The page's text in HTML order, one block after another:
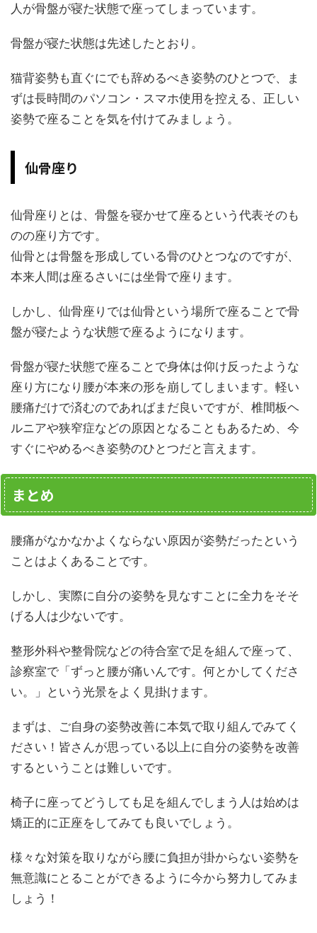
人が骨盤が寝た状態で座ってしまっています。
骨盤が寝た状態は先述したとおり。
猫背姿勢も直ぐにでも辞めるべき姿勢のひとつで、ま
ずは長時間のパソコン・スマホ使用を控える、正しい
姿勢で座ることを気を付けてみましょう。
仙骨座り
仙骨座りとは、骨盤を寝かせて座るという代表そのも
のの座り方です。
仙骨とは骨盤を形成している骨のひとつなのですが、
本来人間は座るさいには坐骨で座ります。
しかし、仙骨座りでは仙骨という場所で座ることで骨
盤が寝たような状態で座るようになります。
骨盤が寝た状態で座ることで身体は仰け反ったような
座り方になり腰が本来の形を崩してしまいます。軽い
腰痛だけで済むのであればまだ良いですが、椎間板ヘ
ルニアや狭窄症などの原因となることもあるため、今
すぐにやめるべき姿勢のひとつだと言えます。
まとめ
腰痛がなかなかよくならない原因が姿勢だったという
ことはよくあることです。
しかし、実際に自分の姿勢を見なすことに全力をそそ
げる人は少ないです。
整形外科や整骨院などの待合室で足を組んで座って、
診察室で「ずっと腰が痛いんです。何とかしてくださ
い。」という光景をよく見掛けます。
まずは、ご自身の姿勢改善に本気で取り組んでみてく
ださい！皆さんが思っている以上に自分の姿勢を改善
するということは難しいです。
椅子に座ってどうしても足を組んでしまう人は始めは
矯正的に正座をしてみても良いでしょう。
様々な対策を取りながら腰に負担が掛からない姿勢を
無意識にとることができるように今から努力してみま
しょう！